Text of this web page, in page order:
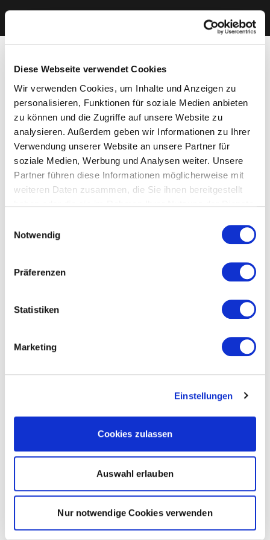
Diese Webseite verwendet Cookies
Wir verwenden Cookies, um Inhalte und Anzeigen zu
personalisieren, Funktionen für soziale Medien anbieten
zu können und die Zugriffe auf unsere Website zu
analysieren. Außerdem geben wir Informationen zu Ihrer
Verwendung unserer Website an unsere Partner für
soziale Medien, Werbung und Analysen weiter. Unsere
Partner führen diese Informationen möglicherweise mit
weiteren Daten zusammen, die Sie ihnen bereitgestellt
Cookies, wenn Sie unsere Webseite weiterhin nutzen.
Notwendig
Präferenzen
Statistiken
Marketing
Einstellungen
Cookies zulassen
Auswahl erlauben
Nur notwendige Cookies verwenden